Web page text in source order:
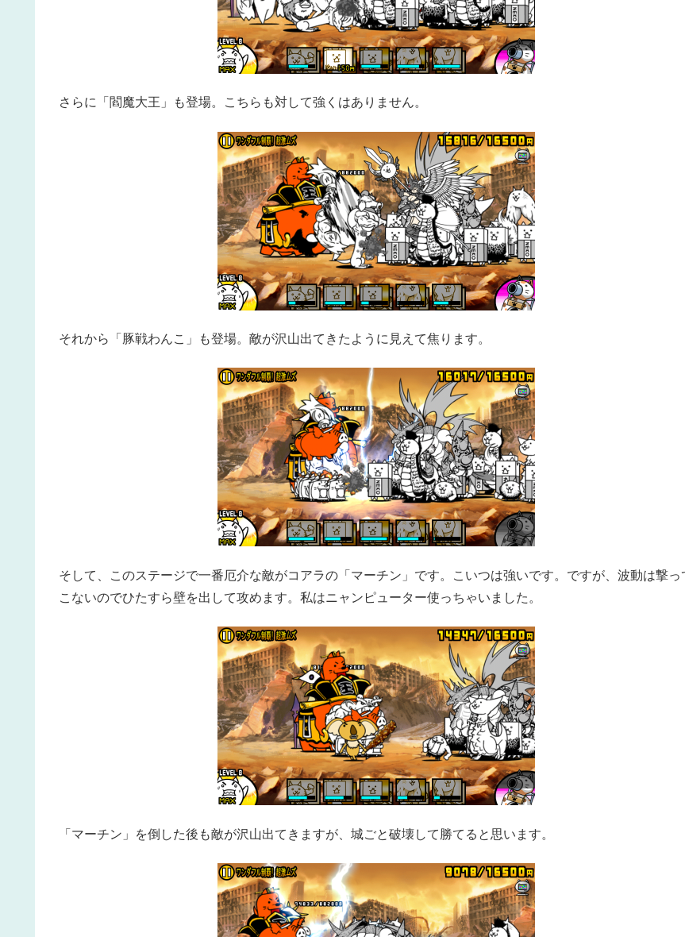
さらに「閻魔大王」も登場。こちらも対して強くはありません。
それから「豚戦わんこ」も登場。敵が沢山出てきたように見えて焦ります。
そして、このステージで一番厄介な敵がコアラの「マーチン」です。こいつは強いです。ですが、波動は撃っ
こないのでひたすら壁を出して攻めます。私はニャンピューター使っちゃいました。
「マーチン」を倒した後も敵が沢山出てきますが、城ごと破壊して勝てると思います。